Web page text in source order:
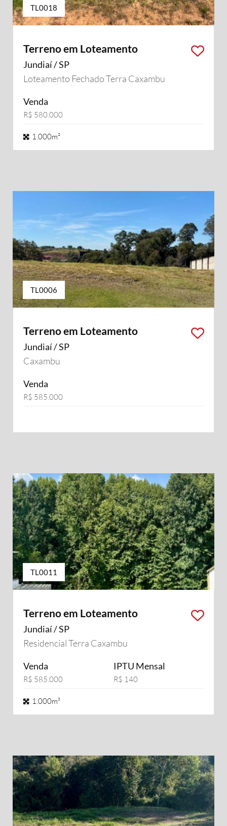
TL0018
Terreno em Loteamento
Jundiaí / SP
Loteamento Fechado Terra Caxambu
Venda
R$ 580.000
1.000m²
TL0006
Terreno em Loteamento
Jundiaí / SP
Caxambu
Venda
R$ 585.000
TL0011
Terreno em Loteamento
Jundiaí / SP
Residencial Terra Caxambu
Venda
R$ 585.000
IPTU Mensal
R$ 140
1.000m²